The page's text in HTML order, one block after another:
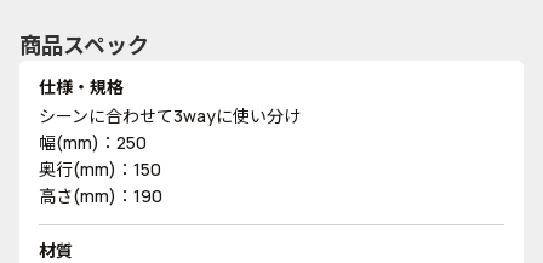
商品スペック
仕様・規格
シーンに合わせて3wayに使い分け
幅(mm)：250
奥行(mm)：150
高さ(mm)：190
材質